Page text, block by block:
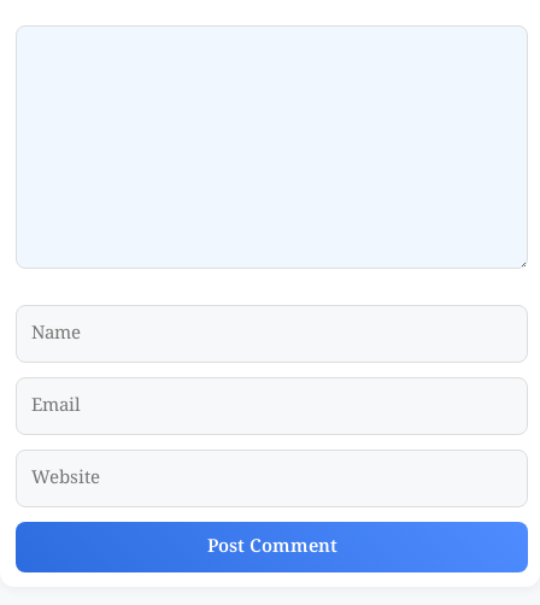
Comment
Name
Email
Website